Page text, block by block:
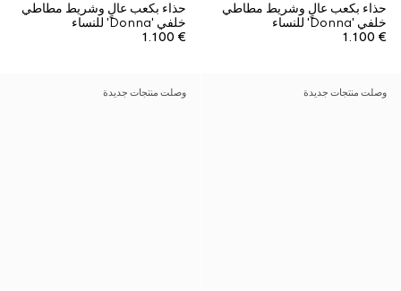
حذاء بكعب عالٍ وشريط مطاطي
خلفي 'Donna' للنساء
€ 1.100
حذاء بكعب عالٍ وشريط مطاطي
خلفي 'Donna' للنساء
€ 1.100
وصلت منتجات جديدة وصلت منتجات جديدة